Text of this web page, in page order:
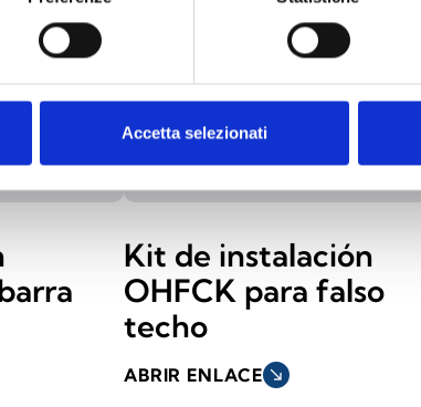
Accetta selezionati
Kit de instalación
OHFCK para falso
techo
ABRIR ENLACE south_east